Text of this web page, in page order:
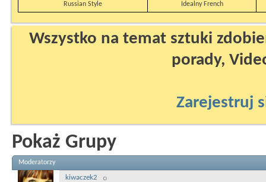
Russian Style
Idealny French
Wszystko na temat sztuki
porady,
Zarejestruj
Pokaż Grupy
Moderatorzy
kiwaczek2